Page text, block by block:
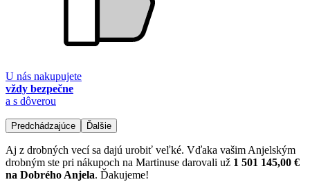
U nás nakupujete
vždy bezpečne
a s dôverou
Predchádzajúce Ďalšie
Aj z drobných vecí sa dajú urobiť veľké. Vďaka vašim Anjelským
drobným ste pri nákupoch na Martinuse darovali už 1 501 145,00 €
na Dobrého Anjela. Ďakujeme!